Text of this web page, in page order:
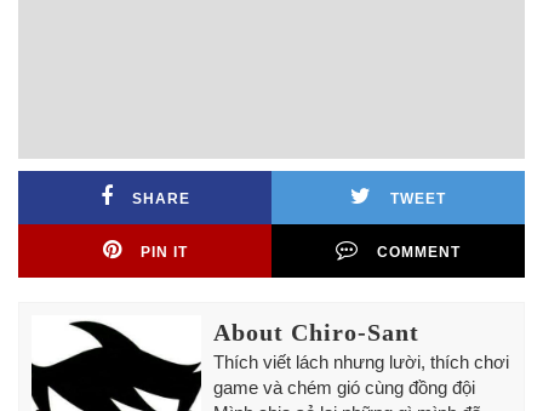
SHARE TWEET
PIN IT COMMENT
About Chiro-Sant
Thích viết lách nhưng lười, thích chơi
game và chém gió cùng đồng đội